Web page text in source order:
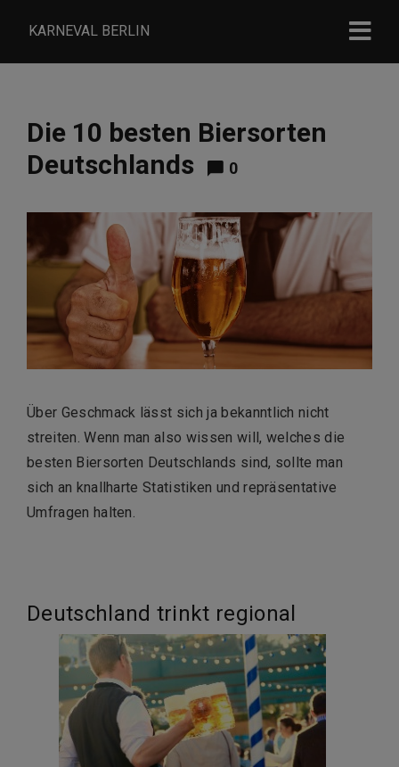
KARNEVAL BERLIN
Die 10 besten Biersorten
Deutschlands
0
Über Geschmack lässt sich ja bekanntlich nicht
streiten. Wenn man also wissen will, welches die
besten Biersorten Deutschlands sind, sollte man
sich an knallharte Statistiken und repräsentative
Umfragen halten.
Deutschland trinkt regional